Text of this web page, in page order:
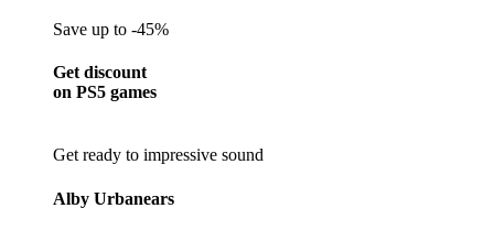
Save up to -45%
Get discount
on PS5 games
Get ready to impressive sound
Alby Urbanears